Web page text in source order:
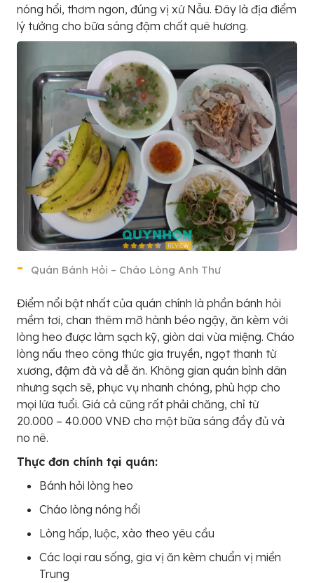
nóng hổi, thơm ngon, đúng vị xứ Nẫu. Đây là địa điểm
lý tưởng cho bữa sáng đậm chất quê hương.
Quán Bánh Hỏi – Cháo Lòng Anh Thư
Điểm nổi bật nhất của quán chính là phần bánh hỏi
mềm tơi, chan thêm mỡ hành béo ngậy, ăn kèm với
lòng heo được làm sạch kỹ, giòn dai vừa miệng. Cháo
lòng nấu theo công thức gia truyền, ngọt thanh từ
xương, đậm đà và dễ ăn. Không gian quán bình dân
nhưng sạch sẽ, phục vụ nhanh chóng, phù hợp cho
mọi lứa tuổi. Giá cả cũng rất phải chăng, chỉ từ
20.000 – 40.000 VNĐ cho một bữa sáng đầy đủ và
no nê.
Thực đơn chính tại quán:
Bánh hỏi lòng heo
Cháo lòng nóng hổi
Lòng hấp, luộc, xào theo yêu cầu
Các loại rau sống, gia vị ăn kèm chuẩn vị miền
Trung